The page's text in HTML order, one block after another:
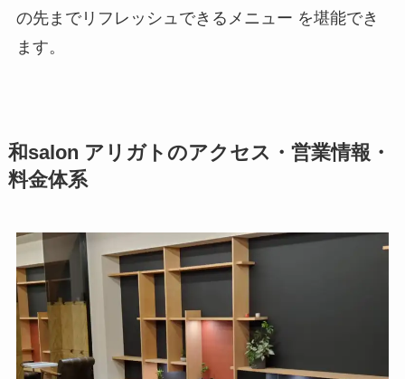
の先までリフレッシュできるメニュー を堪能でき
ます。
和salon アリガトのアクセス・営業情報・
料金体系